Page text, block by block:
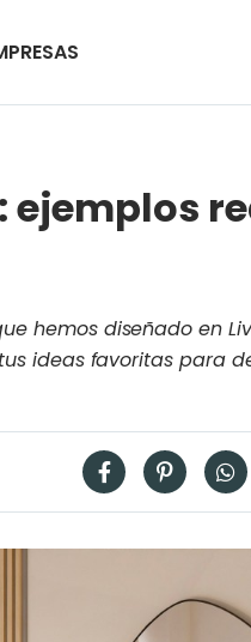
ejemplos
hemos diseñado en
ideas favoritas para